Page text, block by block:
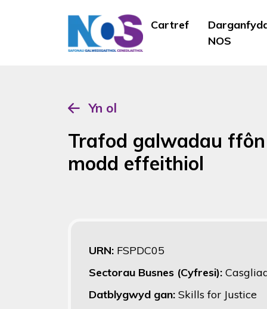
Cartref
NOS
Yn ol
Trafod galwadau
modd effeithiol
URN: FSPDC05
Sectorau Busnes (Cyfresi):
Datblygwyd gan: Skills for Justice